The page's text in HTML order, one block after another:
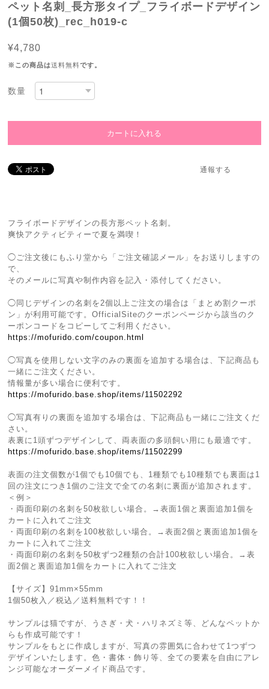
ペット名刺_長方形タイプ_フライボードデザイン
(1個50枚)_rec_h019-c
¥4,780
※この商品は送料無料です。
数量
通報する
フライボードデザインの長方形ペット名刺。
爽快アクティビティーで夏を満喫！
◯ご注文後にもふり堂から「ご注文確認メール」をお送りしますの
で、
そのメールに写真や制作内容を記入・添付してください。
◯同じデザインの名刺を2個以上ご注文の場合は「まとめ割クーポ
ン」が利用可能です。OfficialSiteのクーポンページから該当のク
ーポンコードをコピーしてご利用ください。
https://mofurido.com/coupon.html
◯写真を使用しない文字のみの裏面を追加する場合は、下記商品も
一緒にご注文ください。
情報量が多い場合に便利です。
https://mofurido.base.shop/items/11502292
◯写真有りの裏面を追加する場合は、下記商品も一緒にご注文くだ
さい。
表裏に1頭ずつデザインして、両表面の多頭飼い用にも最適です。
https://mofurido.base.shop/items/11502299
表面の注文個数が1個でも10個でも、1種類でも10種類でも裏面は1
回の注文につき1個のご注文で全ての名刺に裏面が追加されます。
＜例＞
・両面印刷の名刺を50枚欲しい場合。→表面1個と裏面追加1個を
カートに入れてご注文
・両面印刷の名刺を100枚欲しい場合。→表面2個と裏面追加1個を
カートに入れてご注文
・両面印刷の名刺を50枚ずつ2種類の合計100枚欲しい場合。→表
面2個と裏面追加1個をカートに入れてご注文
【サイズ】91mm×55mm
1個50枚入／税込／送料無料です！！
サンプルは猫ですが、うさぎ・犬・ハリネズミ等、どんなペットか
らも作成可能です！
サンプルをもとに作成しますが、写真の雰囲気に合わせて1つずつ
デザインいたします。色・書体・飾り等、全ての要素を自由にアレ
ンジ可能なオーダーメイド商品です。